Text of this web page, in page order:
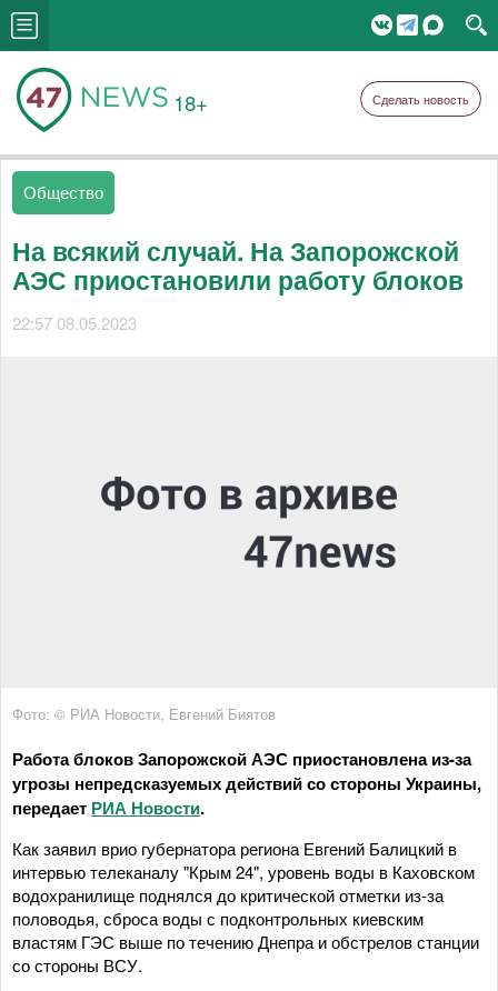
18+ Сделать новость
Общество
На всякий случай. На Запорожской
АЭС приостановили работу блоков
22:57 08.05.2023
Фото: © РИА Новости, Евгений Биятов
Работа блоков Запорожской АЭС приостановлена из-за
угрозы непредсказуемых действий со стороны Украины,
передает РИА Новости.
Как заявил врио губернатора региона Евгений Балицкий в
интервью телеканалу "Крым 24", уровень воды в Каховском
водохранилище поднялся до критической отметки из-за
половодья, сброса воды с подконтрольных киевским
властям ГЭС выше по течению Днепра и обстрелов станции
со стороны ВСУ.